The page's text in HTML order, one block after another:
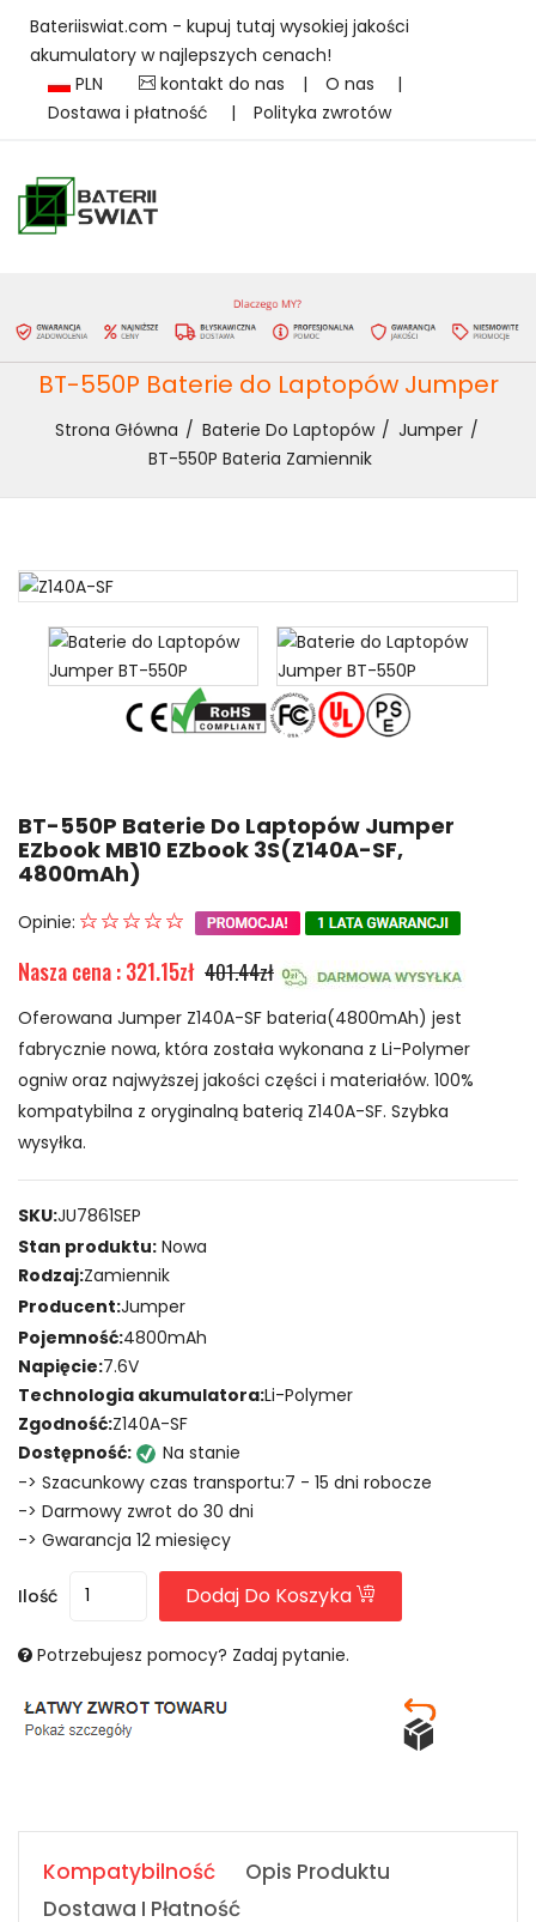
Bateriiswiat.com - kupuj tutaj wysokiej jakości
akumulatory w najlepszych cenach!
PLN
kontakt do nas | O nas
|
Dostawa i płatność
| Polityka zwrotów
BT-550P Baterie do Laptopów Jumper
Strona Główna Baterie Do Laptopów
Jumper
BT-550P Bateria Zamiennik
BT-550P Baterie Do Laptopów Jumper
EZbook MB10 EZbook 3S(Z140A-SF,
4800mAh)
Opinie:
Nasza cena : 321.15zł 401.44zł
Oferowana Jumper Z140A-SF bateria(4800mAh) jest
fabrycznie nowa, która została wykonana z Li-Polymer
ogniw oraz najwyższej jakości części i materiałów. 100%
kompatybilna z oryginalną baterią Z140A-SF. Szybka
wysyłka.
SKU:JU7861SEP
Stan produktu: Nowa
Rodzaj:Zamiennik
Producent:Jumper
Pojemność:4800mAh
Napięcie:7.6V
Technologia akumulatora:Li-Polymer
Zgodność:Z140A-SF
Dostępność:
Na stanie
-> Szacunkowy czas transportu:7 - 15 dni robocze
-> Darmowy zwrot do 30 dni
-> Gwarancja 12 miesięcy
Ilość Dodaj Do Koszyka
Potrzebujesz pomocy? Zadaj pytanie.
Kompatybilność
Opis Produktu
Dostawa I Płatność